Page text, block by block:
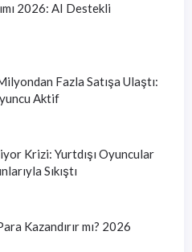
2026: AI Destekli
Fazla Satışa Ulaştı:
Aktif
Krizi: Yurtdışı Oyuncular
Sıkıştı
Kazandırır mı? 2026